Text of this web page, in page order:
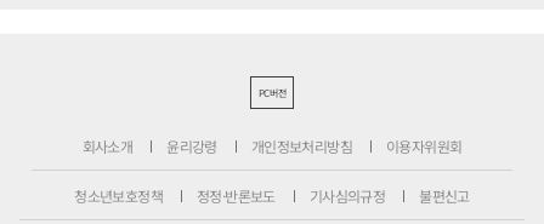
PC버전
회사소개 윤리강령 개인정보처리방침 이용자위원회
청소년보호정책 정정·반론보도 기사심의규정 불편신고